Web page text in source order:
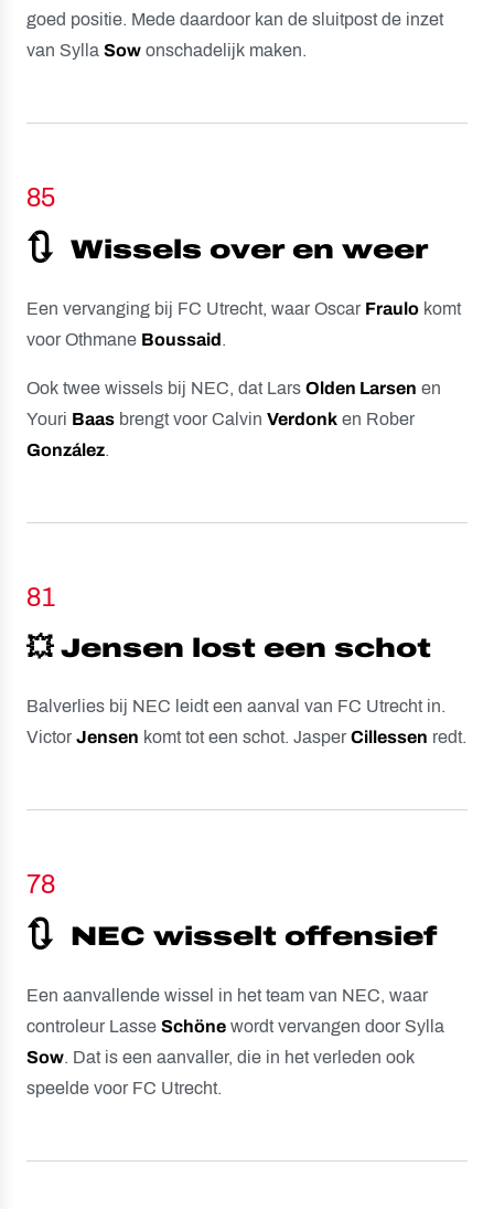
goed positie. Mede daardoor kan de sluitpost de inzet
van Sylla Sow onschadelijk maken.
🔃 Wissels over en weer
85
Een vervanging bij FC Utrecht, waar Oscar Fraulo komt
voor Othmane Boussaid.
Ook twee wissels bij NEC, dat Lars Olden Larsen en
Youri Baas brengt voor Calvin Verdonk en Rober
González.
💥 Jensen lost een schot
81
Balverlies bij NEC leidt een aanval van FC Utrecht in.
VictorJensen komt tot een schot. JasperCillessen redt.
🔃 NEC wisselt offensief
78
Een aanvallende wissel in het team van NEC, waar
controleur Lasse Schöne wordt vervangen door Sylla
Sow. Dat is een aanvaller, die in het verleden ook
speelde voor FC Utrecht.